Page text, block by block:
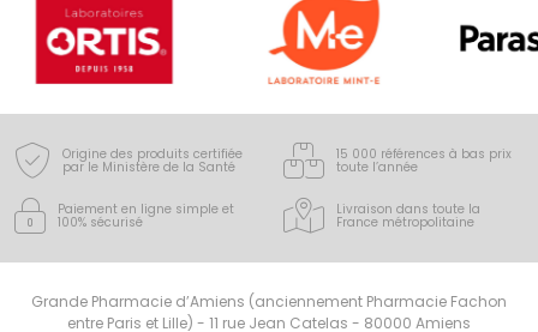
Origine des produits certifiée
par le Ministère de la Santé
15 000 références à bas prix
toute l’année
Paiement en ligne simple et
100% sécurisé
Livraison dans toute la
France métropolitaine
Grande Pharmacie d’Amiens (anciennement Pharmacie Fachon
entre Paris et Lille) - 11 rue Jean Catelas - 80000 Amiens